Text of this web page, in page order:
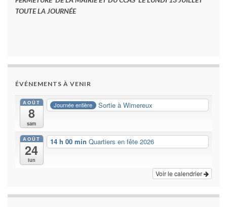
TOUTE LA JOURNÉE
ÉVÉNEMENTS À VENIR
AOÛT
8
sam
Journée entière Sortie à Wimereux
AOÛT
24
lun
14 h 00 min Quartiers en fête 2026
Voir le calendrier